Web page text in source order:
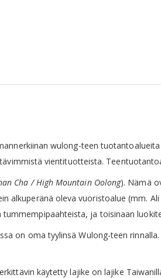
wulong-teen
vientituotteista.
Cha / High Mountain Oolong). Nämä
oleva vuoristoalue (mm.
ja toisinaan
on oma tyylinsä Wulong-teen
käytetty lajike on lajike